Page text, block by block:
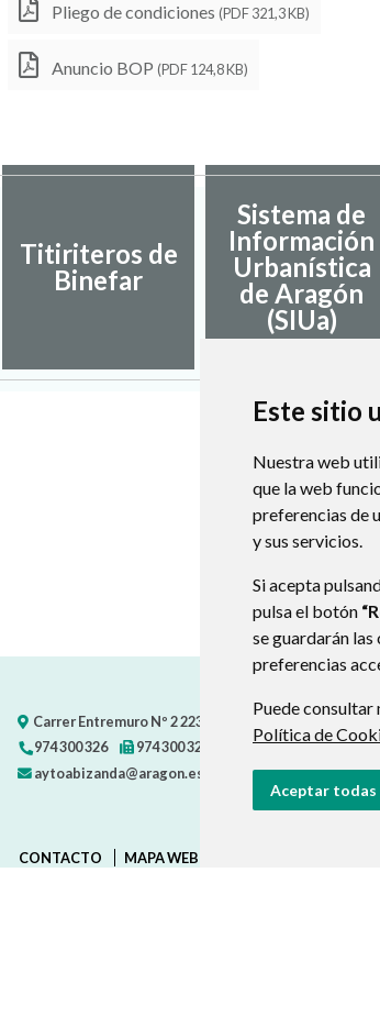
Este sitio
Nuestra web
que la web
preferencias de
y sus servicios.
Si acepta
pulsa el botón
se guardarán
preferencias
Puede
Política de
Aceptar todas
Pliego de condiciones (PDF 321,3 KB)
Anuncio BOP (PDF 124,8 KB)
Titiriteros de
Binefar
Sistema de
Información
Urbanística
de Aragón
(SIUa)
Carrer Entremuro Nº 222392
974 300 326
974 300 326
aytoabizanda@aragon.es
CONTACTO MAPA WEB